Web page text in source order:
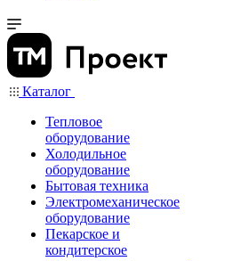
Каталог
Тепловое
оборудование
Холодильное
оборудование
Бытовая техника
Электромеханическое
оборудование
Пекарское и
кондитерское